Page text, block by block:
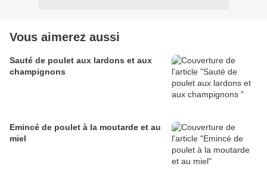
Vous aimerez aussi
Sauté de poulet aux lardons et aux
champignons
Emincé de poulet à la moutarde et au
miel